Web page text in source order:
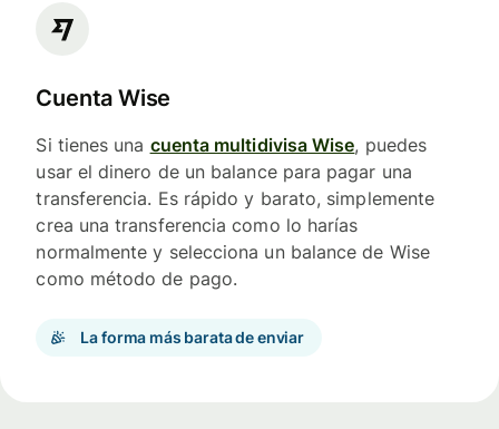
Cuenta Wise
Si tienes una cuenta multidivisa Wise, puedes
usar el dinero de un balance para pagar una
transferencia. Es rápido y barato, simplemente
crea una transferencia como lo harías
normalmente y selecciona un balance de Wise
como método de pago.
La forma más barata de enviar